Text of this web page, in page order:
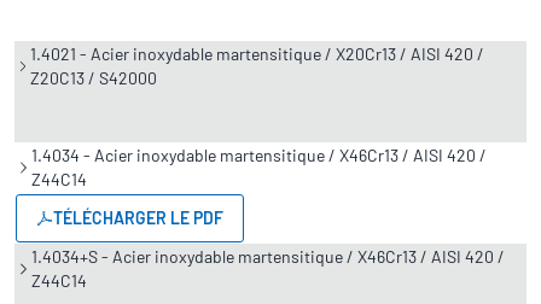
1.4021 - Acier inoxydable martensitique / X20Cr13 / AISI 420 /
Z20C13 / S42000
1.4034 - Acier inoxydable martensitique / X46Cr13 / AISI 420 /
Z44C14
TÉLÉCHARGER LE PDF
1.4034+S - Acier inoxydable martensitique / X46Cr13 / AISI 420 /
Z44C14